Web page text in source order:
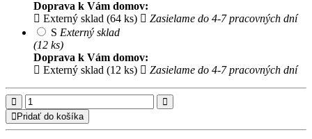
Doprava k Vám domov:
Externý sklad (64 ks)
Zasielame do 4-7 pracovných dní
S Externý sklad
(12 ks)
Doprava k Vám domov:
Externý sklad (12 ks)
Zasielame do 4-7 pracovných dní
Pridať do košíka